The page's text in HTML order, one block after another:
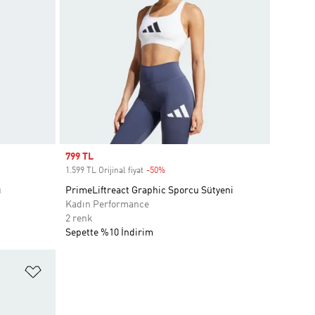
Sale price
799 TL
1.599 TL Orijinal fiyat -50%Discount
PrimeLiftreact Graphic Sporcu Sütyeni
Kadın Performance
2 renk
Sepette %10 İndirim